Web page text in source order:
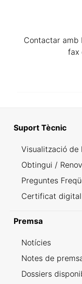
Contactar amb
fax
Suport Tècnic
Visualització de
Obtingui /
Preguntes
Certificat
Premsa
Notícies
Notes de
Dossiers